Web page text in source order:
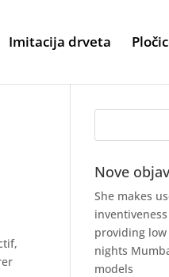
Imitacija drveta
Nove
She makes
providing
nights
models